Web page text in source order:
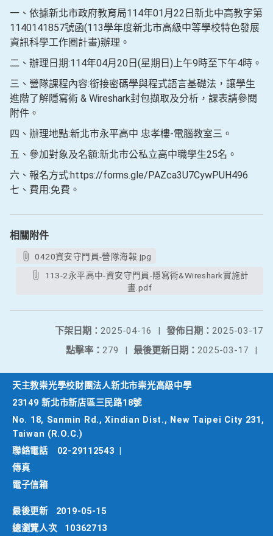
一、依據新北市政府教育局114年01月22日新北中高教字第
1140141857號函(113學年度新北市高級中等學校特色發展
資訊科學工作圈計畫)辦理。
二、辦理日期:114年04月20日(星期日)上午9時至下午4時。
三、營隊課程內容:銜接密碼學與程式語言基礎法，讓學生
進階了解隱寫術 & Wireshark封包擷取及分析，課表請參閱
附件。
四、辦理地點:新北市永平高中 忠孝樓-電腦教室三。
五、參加對象及名額:新北市公私立高中職學生25名。
六、報名方式:https://forms.gle/PAZca3U7CywPUH496
七、費用:免費。
相關附件
0420資安守門員-營隊海報.jpg
畫.pdf
發佈日期： 2025-03-17
下架日期： 2025-04-16
|
最後更新日期： 2025-03-17 |
點擊率： 279 |
天主教崇光學校財團法人新北市崇光高級中學
23149 新北市新店區三民路18號
No. 18, Sanmin Rd., Xindian Dist., New Taipei City 231,
Taiwan (R.O.C.)
聯絡電話
02-29112543
傳真
電子信箱
最後更新
2019-05-15
總瀏覽人次
10362713